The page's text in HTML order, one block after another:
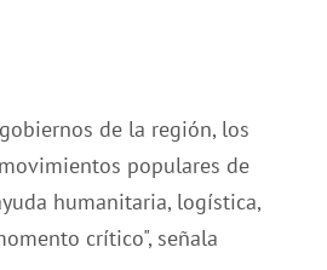
de la región, los
populares de
humanitaria, logística,
crítico", señala